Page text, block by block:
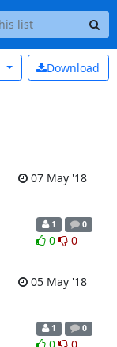
Download
07 May '18
1 0
0 0
05 May '18
1 0